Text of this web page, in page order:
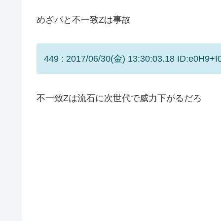
めざパと不一致Zは事故
449 : 2017/06/30(金) 13:30:03.18
不一致Zは流石に次世代で威力下がるだろ